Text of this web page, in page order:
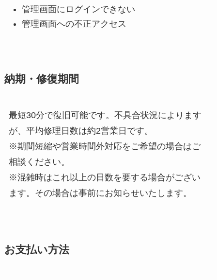
管理画面にログインできない
管理画面への不正アクセス
納期・修復期間
最短30分で復旧可能です。不具合状況によります
が、平均修理日数は約2営業日です。
※期間短縮や営業時間外対応をご希望の場合はご
相談ください。
※混雑時はこれ以上の日数を要する場合がござい
ます。その場合は事前にお知らせいたします。
お支払い方法